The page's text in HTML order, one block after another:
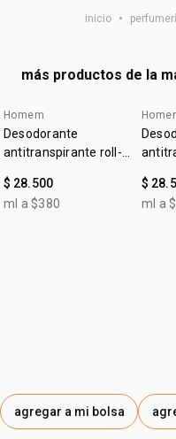
• salida: bergamota,
• fondo: pachulí,
moderada, aplique en
inicio •
más productos de la
4u al 40%
Homem
Desodorante
antitranspirante roll-
$ 28.500
ml a $380
agregar a mi bolsa
4u
$
ml a